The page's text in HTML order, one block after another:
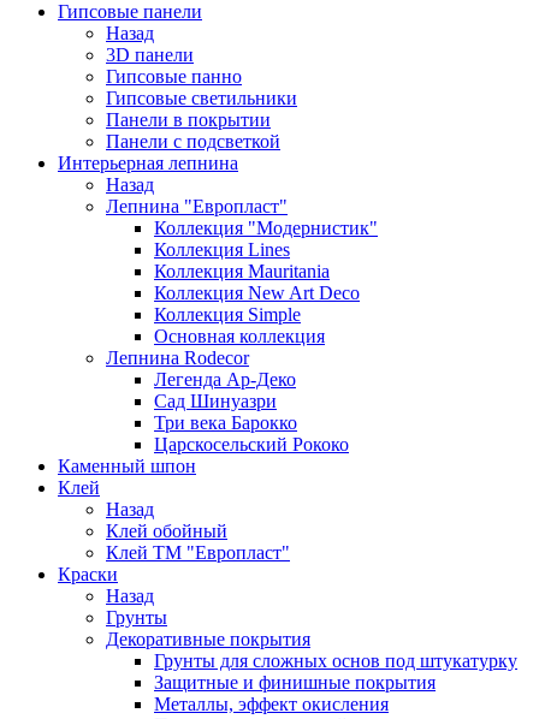
Гипсовые панели
Назад
3D панели
Гипсовые панно
Гипсовые светильники
Панели в покрытии
Панели с подсветкой
Интерьерная лепнина
Назад
Лепнина "Европласт"
Коллекция "Модернистик"
Коллекция Lines
Коллекция Mauritania
Коллекция New Art Deco
Коллекция Simple
Основная коллекция
Лепнина Rodecor
Легенда Ар-Деко
Сад Шинуазри
Три века Барокко
Царскосельский Рококо
Каменный шпон
Клей
Назад
Клей обойный
Клей ТМ "Европласт"
Краски
Назад
Грунты
Декоративные покрытия
Грунты для сложных основ под штукатурку
Защитные и финишные покрытия
Металлы, эффект окисления